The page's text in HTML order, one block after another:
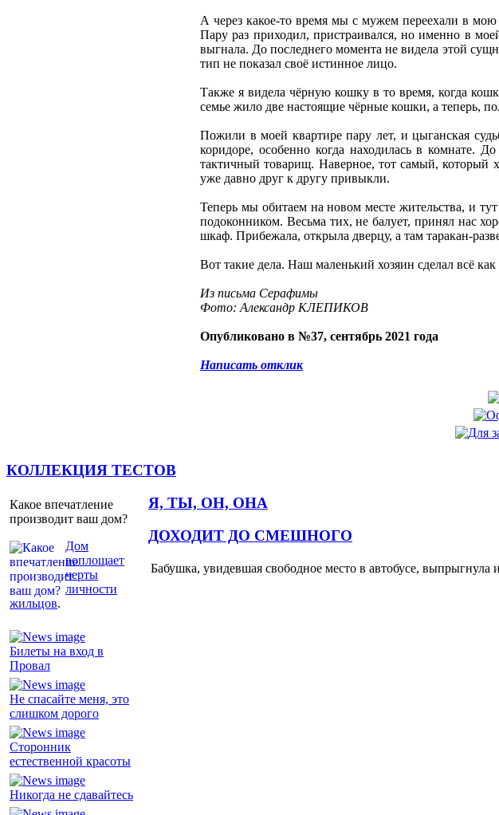
А через какое-то время мы с мужем переехали в мою
Пару раз приходил, пристраивался, но именно в
выгнала. До последнего момента не видела этой
тип не показал своё истинное лицо.
Также я видела чёрную кошку в то время, когда
семье жило две настоящие чёрные кошки, а теперь,
Пожили в моей квартире пару лет, и цыганская
коридоре, особенно когда находилась в комнате.
тактичный товарищ. Наверное, тот самый, который
уже давно друг к другу привыкли.
Теперь мы обитаем на новом месте жительства, и
подоконником. Весьма тих, не балует, принял нас
шкаф. Прибежала, открыла дверцу, а там таракан-
Вот такие дела. Наш маленький хозяин сделал всё
Из письма Серафимы
Фото: Александр КЛЕПИКОВ
Опубликовано в №37, сентябрь 2021 года
Написать отклик
КОЛЛЕКЦИЯ ТЕСТОВ
Какое впечатление
производит ваш дом?
Дом
воплощает
черты
личности
жильцов.
Я, ТЫ, ОН, ОНА
Билеты на вход в
Провал
Не спасайте меня, это
слишком дорого
Сторонник
естественной красоты
Никогда не сдавайтесь
ДОХОДИТ ДО СМЕШНОГО
Бабушка, увидевшая свободное место в автобусе, выпрыгнула